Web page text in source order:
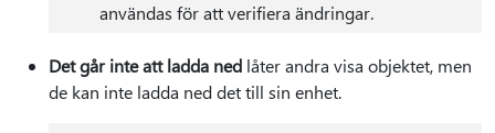
användas för att verifiera ändringar.
Det går inte att ladda ned låter andra visa objektet, men
de kan inte ladda ned det till sin enhet.